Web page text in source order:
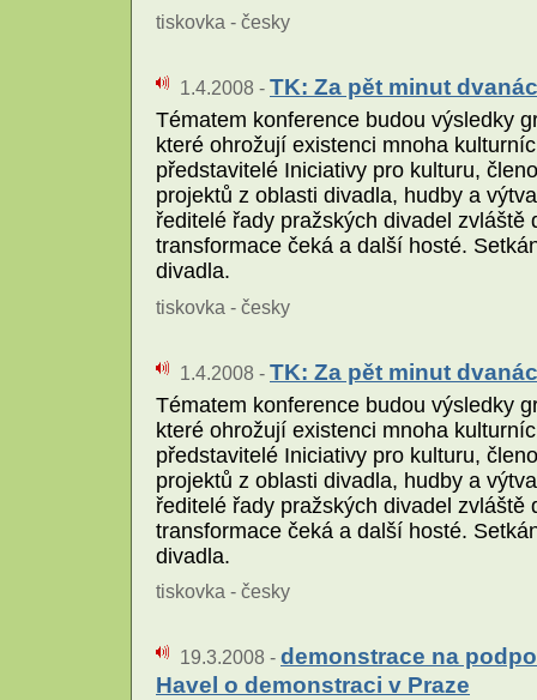
tiskovka - česky
1.4.2008 - TK: Za pět minut
Tématem konference budou výsledky
které ohrožují existenci mnoha
představitelé Iniciativy pro kulturu,
projektů z oblasti divadla, hudby a
ředitelé řady pražských divadel
transformace čeká a další hosté.
divadla.
tiskovka - česky
1.4.2008 - TK: Za pět minut
Tématem konference budou výsledky
které ohrožují existenci mnoha
představitelé Iniciativy pro kulturu,
projektů z oblasti divadla, hudby a
ředitelé řady pražských divadel
transformace čeká a další hosté.
divadla.
tiskovka - česky
19.3.2008 - demonstrace na
Havel o demonstraci v Praze